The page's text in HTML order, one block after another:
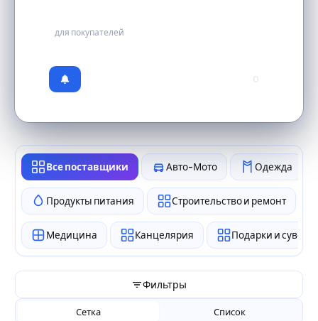
для покупателей
0
Все поставщики Авто-Мото Одежда
Продукты питания Строительство и ремонт
Медицина Канцелярия Подарки и
Фильтры
Сетка Список